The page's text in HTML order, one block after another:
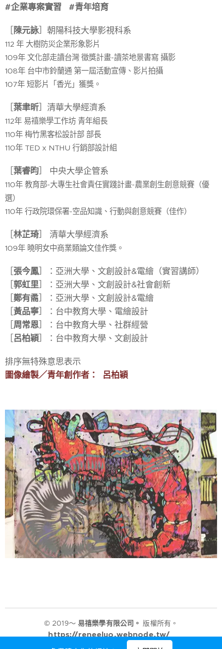
#企業專案實習 #青年培育
陳元詠］朝陽科技大學影視科系
112 年 大樹防災企業形象影片
109年 文化部走讀台灣 徵獎計畫-讀茶地景書寫 攝影
108年 台中市鈴蘭通 第一屆活動宣傳、影片拍攝
107年 短影片「香光」獲獎。
葉聿昕］清華大學經濟系
112年 易禧樂學工作坊 青年組長
110年 梅竹黑客松設計部 部長
110年 TED x NTHU 行銷部設計組
葉睿昀］ 中央大學企管系
110年 教育部-大專生社會責任實踐計畫-農業創生創意競賽（優
選）
110年 行政院環保署-空品知識、行動與創意競賽（佳作）
林芷琦］ 清華大學經濟系
109年 曉明女中商業類論文佳作獎。
張今鳳］：亞洲大學、文創設計&電繪（實習講師）
郭虹里］：亞洲大學、文創設計&社會創新
鄭有矞］：亞洲大學、文創設計&電繪
黃品寧］：台中教育大學、電繪設計
周常恩］：台中教育大學、社群經營
呂柏穎］：台中教育大學、文創設計
排序無特殊意思表示
圖像繪製／青年創作者： 呂柏穎
© 2019～ 易禧樂學有限公司。 版權所有。
https://reneeluo.webnode.tw/